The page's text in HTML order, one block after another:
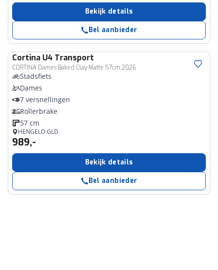
Bekijk details
Bel aanbieder
Cortina U4 Transport
CORTINA Dames Baked Clay Matte 57cm 2026
Stadsfiets
Dames
7 versnellingen
Rollerbrake
57 cm
HENGELO GLD
989,-
Bekijk details
Bel aanbieder